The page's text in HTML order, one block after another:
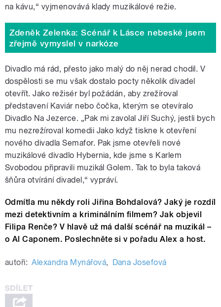
na kávu,“ vyjmenovává klady muzikálové režie.
Zdeněk Zelenka: Scénář k Lásce nebeské jsem
zřejmě vymyslel v narkóze
Divadlo má rád, přesto jako malý do něj nerad chodil. V
dospělosti se mu však dostalo pocty několik divadel
otevřít. Jako režisér byl požádán, aby zrežíroval
představení Kaviár nebo čočka, kterým se otevíralo
Divadlo Na Jezerce. „Pak mi zavolal Jiří Suchý, jestli bych
mu nezrežíroval komedii Jako když tiskne k otevření
nového divadla Semafor. Pak jsme otevřeli nové
muzikálové divadlo Hybernia, kde jsme s Karlem
Svobodou připravili muzikál Golem. Tak to byla taková
šňůra otvírání divadel,“ vypráví.
Odmítla mu někdy roli Jiřina Bohdalová? Jaký je rozdíl
mezi detektivním a kriminálním filmem? Jak objevil
Filipa Renče? V hlavě už má další scénář na muzikál –
o Al Caponem. Poslechněte si v pořadu Alex a host.
autoři: Alexandra Mynářová, Dana Josefová